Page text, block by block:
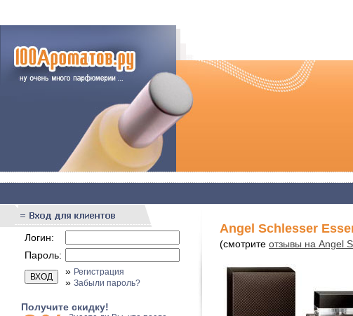
Логин:
Пароль:
» Регистрация
» Забыли пароль?
Получите скидку!
Angel Schlesser
(смотрите отзывы на Angel